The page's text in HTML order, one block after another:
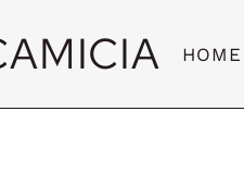
HOME